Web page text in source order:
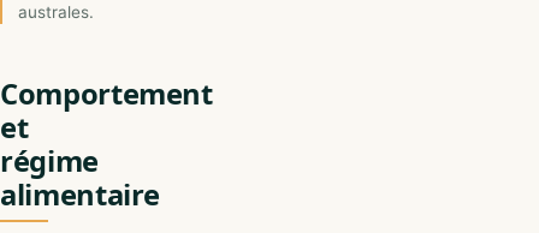
australes.
Comportement
et
régime
alimentaire